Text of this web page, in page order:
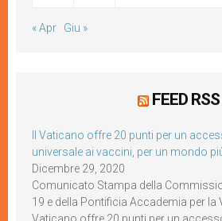
« Apr Giu »
FEED RSS
Il Vaticano offre 20 punti per un
universale ai vaccini, per un mondo
Dicembre 29, 2020
Comunicato Stampa della
19 e della Pontificia Accademia per la